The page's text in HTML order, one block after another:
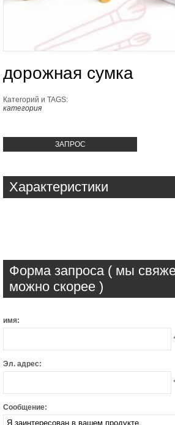
дорожная сумка
Категорий и TAGS:
категория
ЗАПРОС
Характеристики
Форма запроса ( мы
можно скорее )
имя:
Эл. адрес:
Сообщение: